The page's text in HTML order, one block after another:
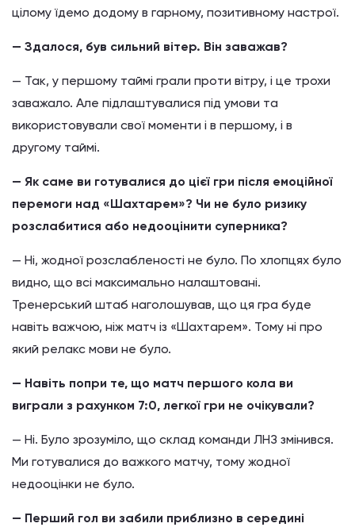
цілому їдемо додому в гарному, позитивному настрої.
— Здалося, був сильний вітер. Він заважав?
— Так, у першому таймі грали проти вітру, і це трохи
заважало. Але підлаштувалися під умови та
використовували свої моменти і в першому, і в
другому таймі.
— Як саме ви готувалися до цієї гри після емоційної
перемоги над «Шахтарем»? Чи не було ризику
розслабитися або недооцінити суперника?
— Ні, жодної розслабленості не було. По хлопцях було
видно, що всі максимально налаштовані.
Тренерський штаб наголошував, що ця гра буде
навіть важчою, ніж матч із «Шахтарем». Тому ні про
який релакс мови не було.
— Навіть попри те, що матч першого кола ви
виграли з рахунком 7:0, легкої гри не очікували?
— Ні. Було зрозуміло, що склад команди ЛНЗ змінився.
Ми готувалися до важкого матчу, тому жодної
недооцінки не було.
— Перший гол ви забили приблизно в середині